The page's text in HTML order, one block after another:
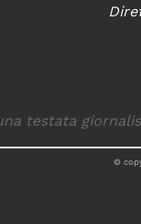
testata
©